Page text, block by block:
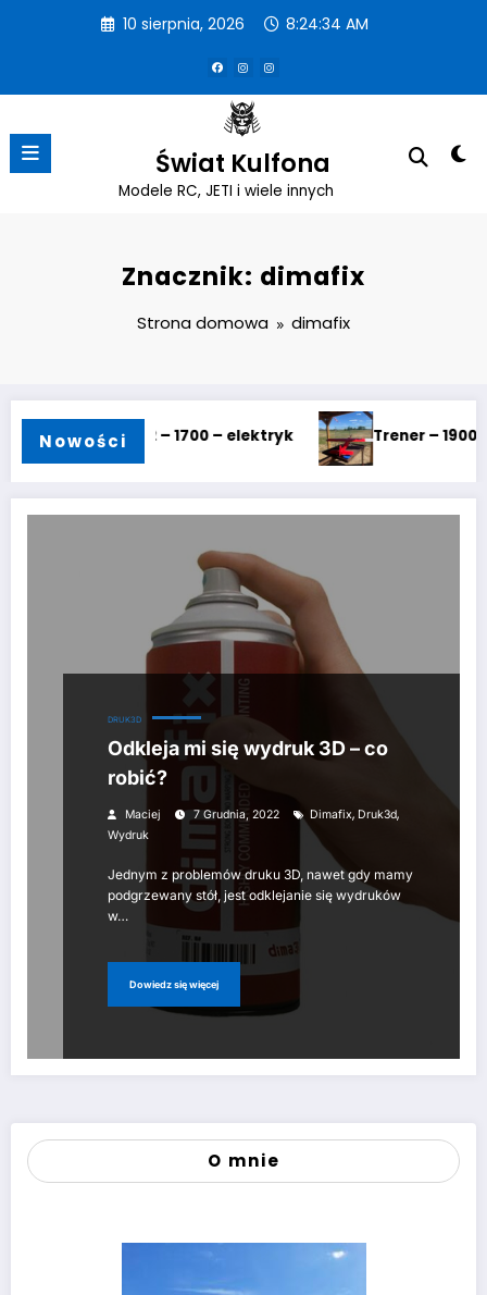
10 sierpnia, 2026 8:24:37 AM
Świat Kulfona
Modele RC, JETI i wiele innych
Znacznik: dimafix
Strona domowa dimafix
Nowości
Oklejanie Koveralem – mini tutorial Parowanie
DRUK3D
Odkleja mi się wydruk 3D – co
robić?
Maciej 7 Grudnia, 2022 Dimafix, Druk3d,
Wydruk
Jednym z problemów druku 3D, nawet gdy mamy
podgrzewany stół, jest odklejanie się wydruków
w…
Dowiedz się więcej
O mnie